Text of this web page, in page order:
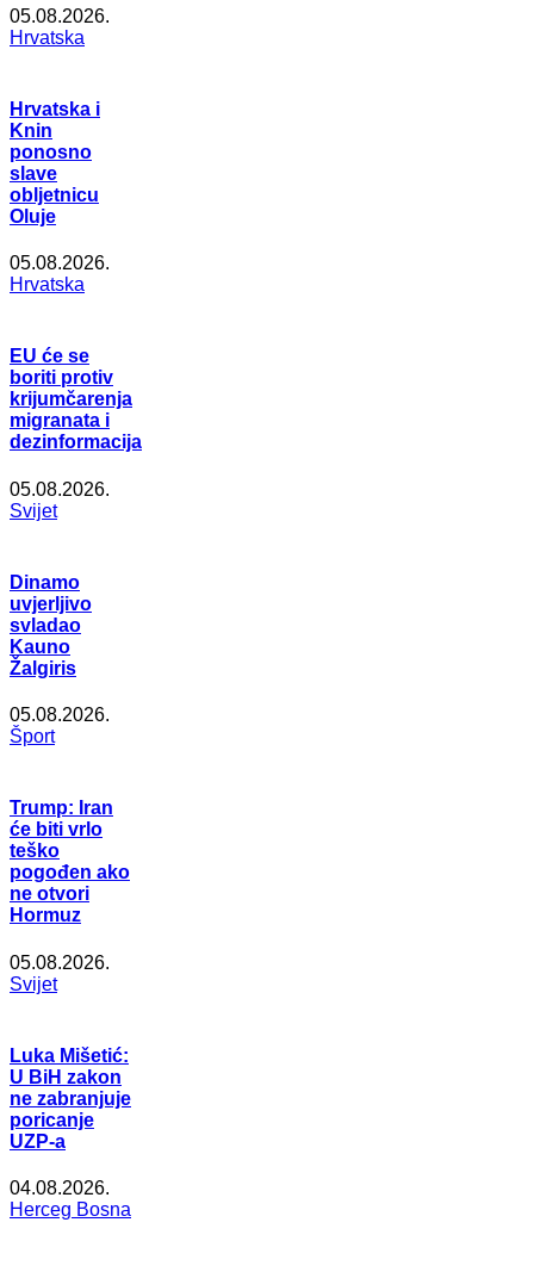
05.08.2026.
Hrvatska
Hrvatska i
Knin
ponosno
slave
obljetnicu
Oluje
05.08.2026.
Hrvatska
EU će se
boriti protiv
krijumčarenja
migranata i
dezinformacija
05.08.2026.
Svijet
Dinamo
uvjerljivo
svladao
Kauno
Žalgiris
05.08.2026.
Šport
Trump: Iran
će biti vrlo
teško
pogođen ako
ne otvori
Hormuz
05.08.2026.
Svijet
Luka Mišetić:
U BiH zakon
ne zabranjuje
poricanje
UZP-a
04.08.2026.
Herceg Bosna